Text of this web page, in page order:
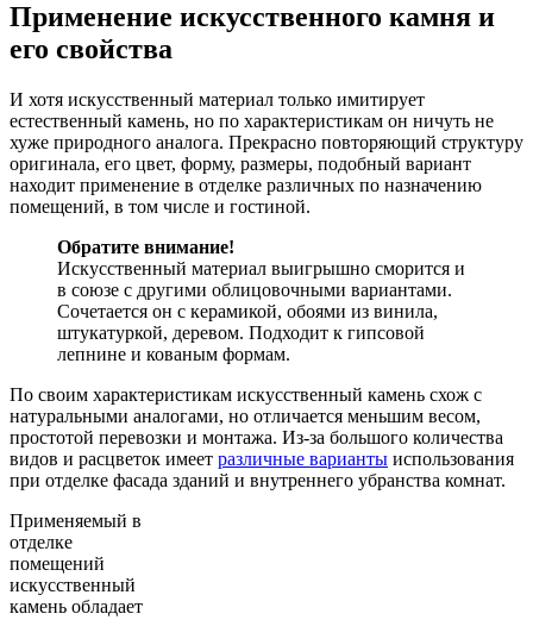
Применение искусственного камня и
его свойства
И хотя искусственный материал только имитирует
естественный камень, но по характеристикам он ничуть не
хуже природного аналога. Прекрасно повторяющий структуру
оригинала, его цвет, форму, размеры, подобный вариант
находит применение в отделке различных по назначению
помещений, в том числе и гостиной.
Обратите внимание!
Искусственный материал выигрышно сморится и
в союзе с другими облицовочными вариантами.
Сочетается он с керамикой, обоями из винила,
штукатуркой, деревом. Подходит к гипсовой
лепнине и кованым формам.
По своим характеристикам искусственный камень схож с
натуральными аналогами, но отличается меньшим весом,
простотой перевозки и монтажа. Из-за большого количества
видов и расцветок имеет различные варианты использования
при отделке фасада зданий и внутреннего убранства комнат.
Применяемый в
отделке
помещений
искусственный
камень обладает